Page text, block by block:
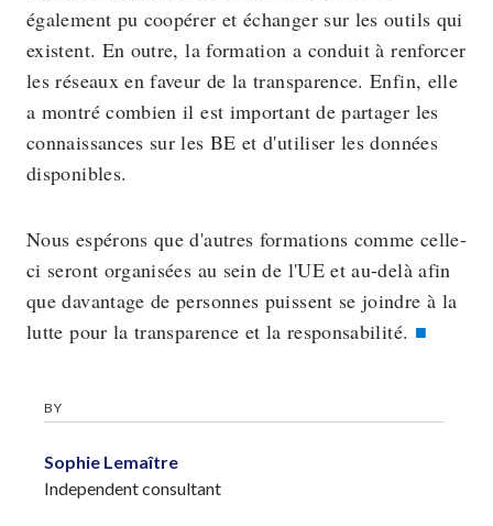
également pu coopérer et échanger sur les outils qui
existent. En outre, la formation a conduit à renforcer
les réseaux en faveur de la transparence. Enfin, elle
a montré combien il est important de partager les
connaissances sur les BE et d'utiliser les données
disponibles.
Nous espérons que d'autres formations comme celle-
ci seront organisées au sein de l'UE et au-delà afin
que davantage de personnes puissent se joindre à la
lutte pour la transparence et la responsabilité.
BY
Sophie Lemaître
Independent consultant